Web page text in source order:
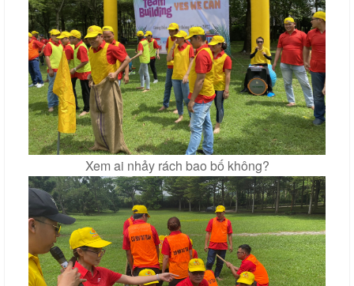
Xem ai nhảy rách bao bố không?